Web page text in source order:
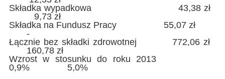
Składka wypadkowa 43,38 zł
9,73 zł
Składka na Fundusz Pracy 55,07 zł
-
Łącznie bez składki zdrowotnej 772,06 zł
160,78 zł
Wzrost w stosunku do roku 2013
0,9% 5,0%